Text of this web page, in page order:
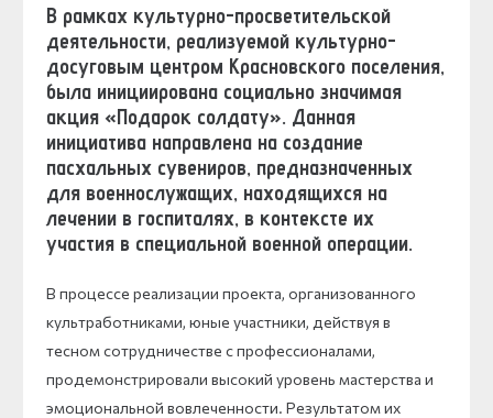
В рамках культурно-просветительской
деятельности, реализуемой культурно-
досуговым центром Красновского поселения,
была инициирована социально значимая
акция «Подарок солдату». Данная
инициатива направлена на создание
пасхальных сувениров, предназначенных
для военнослужащих, находящихся на
лечении в госпиталях, в контексте их
участия в специальной военной операции.
В процессе реализации проекта, организованного
культработниками, юные участники, действуя в
тесном сотрудничестве с профессионалами,
продемонстрировали высокий уровень мастерства и
эмоциональной вовлеченности. Результатом их